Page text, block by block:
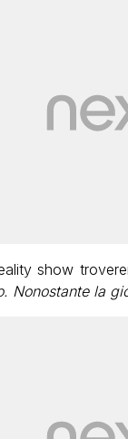
show
Nonostante la